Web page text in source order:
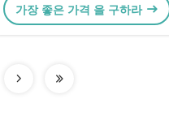
가장 좋은 가격 을 구하라